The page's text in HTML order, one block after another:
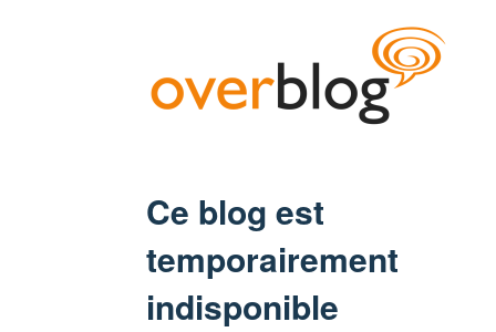
Ce blog est
temporairement
indisponible